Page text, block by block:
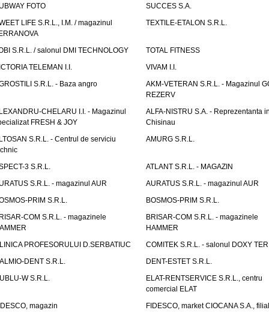
FOTO
SUCCES S.A.
LIFE S.R.L., I.M. / magazinul
TEXTILE-ETALON S.R.L.
S.R.L. / salonul DMI TECHNOLOGY
TOTAL FITNESS
TELEMAN I.I.
VIVAM I.I.
S.R.L. - Baza angro
AKM-VETERAN S.R.L. - Magazinul
REZERV
CHELARU I.I. - Magazinul
FRESH & JOY
ALFA-NISTRU S.A. - Reprezentanta
Chisinau
S.R.L. - Centrul de serviciu
AMURG S.R.L.
3 S.R.L.
ATLANT S.R.L. - MAGAZIN
S.R.L. - magazinul AUR
AURATUS S.R.L. - magazinul AUR
PRIM S.R.L.
BOSMOS-PRIM S.R.L.
COM S.R.L. - magazinele
BRISAR-COM S.R.L. - magazinele
HAMMER
PROFESORULUI D.SERBATIUC
COMITEK S.R.L. - salonul DOXY
DENT S.R.L.
DENT-ESTET S.R.L.
W S.R.L.
ELAT-RENTSERVICE S.R.L., centru
comercial ELAT
magazin
FIDESCO, market CIOCANA S.A.,